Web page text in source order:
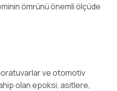
ömrünü önemli ölçüde
ve otomotiv
olan epoksi, asitlere,